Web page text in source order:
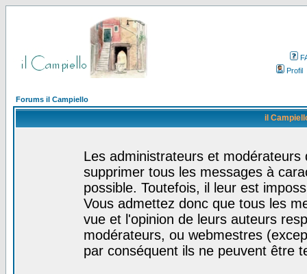
Profil
Forums il Campiello
il
Les administrateurs et
supprimer tous les messages à
possible. Toutefois, il leur est
Vous admettez donc que tous les
vue et l'opinion de leurs auteurs
modérateurs, ou webmestres
par conséquent ils ne peuvent être